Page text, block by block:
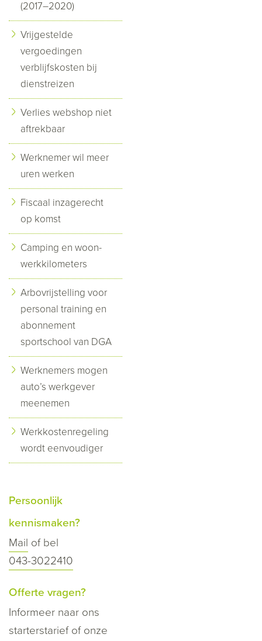
(2017–2020)
Vrijgestelde
vergoedingen
verblijfskosten bij
dienstreizen
Verlies webshop niet
aftrekbaar
Werknemer wil meer
uren werken
Fiscaal inzagerecht
op komst
Camping en woon-
werkkilometers
Arbovrijstelling voor
personal training en
abonnement
sportschool van DGA
Werknemers mogen
auto’s werkgever
meenemen
Werkkostenregeling
wordt eenvoudiger
Persoonlijk
kennismaken?
Mail of bel
043-3022410
Offerte vragen?
Informeer naar ons
starterstarief of onze